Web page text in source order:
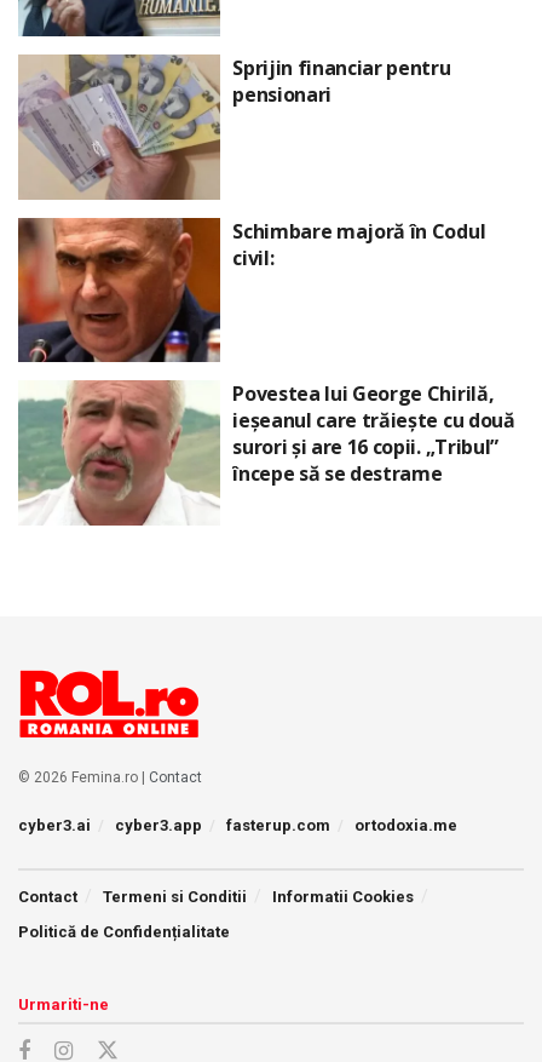
Sprijin financiar pentru
pensionari
Schimbare majoră în Codul
civil:
Povestea lui George Chirilă,
ieșeanul care trăiește cu două
surori și are 16 copii. „Tribul”
începe să se destrame
© 2026 Femina.ro | Contact
cyber3.ai cyber3.app fasterup.com ortodoxia.me
Contact Termeni si Conditii
Informatii Cookies
Politică de Confidențialitate
Urmariti-ne